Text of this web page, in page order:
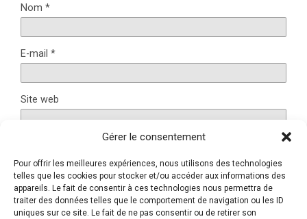
Gérer le consentement
Pour offrir les meilleures expériences, nous utilisons des technologies
telles que les cookies pour stocker et/ou accéder aux informations des
appareils. Le fait de consentir à ces technologies nous permettra de
traiter des données telles que le comportement de navigation ou les ID
uniques sur ce site. Le fait de ne pas consentir ou de retirer son
Nom *
E-mail *
Site web
Ce site utilise Akismet pour réduire les indésirables.En
savoir plus sur la façon dont les données de vos
commentaires sont traitées.